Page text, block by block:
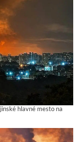
hlavné mesto na